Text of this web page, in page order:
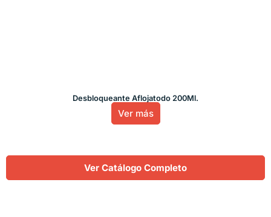
Desbloqueante Aflojatodo 200Ml.
Ver más
Ver Catálogo Completo